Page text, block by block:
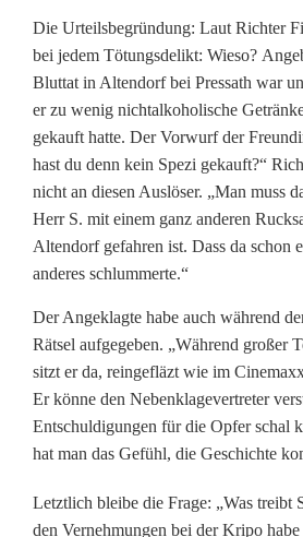
e
]
U
r
t
e
l
n
a
c
h
Die Urteilsbegründung: Laut Richter
bei jedem Tötungsdelikt: Wieso?
Bluttat in Altendorf bei Pressath war
er zu wenig nichtalkoholische
gekauft hatte. Der Vorwurf der
hast du denn kein Spezi gekauft?“
nicht an diesen Auslöser. „Man muss
Herr S. mit einem ganz anderen
Altendorf gefahren ist. Dass da schon
anderes schlummerte.“
Der Angeklagte habe auch während
Rätsel aufgegeben. „Während großer
sitzt er da, reingefläzt wie im
Er könne den Nebenklagevertreter
Entschuldigungen für die Opfer schal
hat man das Gefühl, die Geschichte
Letztlich bleibe die Frage: „Was treibt
den Vernehmungen bei der Kripo